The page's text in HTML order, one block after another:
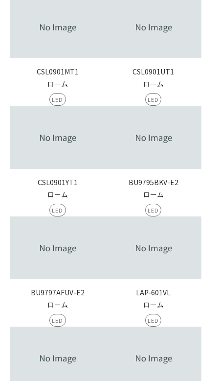
CSL0901MT1
ローム
LED
CSL0901UT1
ローム
LED
CSL0901YT1
ローム
LED
BU9795BKV-E2
ローム
LED
BU9797AFUV-E2
ローム
LED
LAP-601VL
ローム
LED